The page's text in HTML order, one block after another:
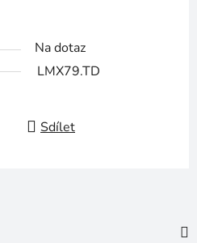
Na dotaz
LMX79.TD
Sdílet